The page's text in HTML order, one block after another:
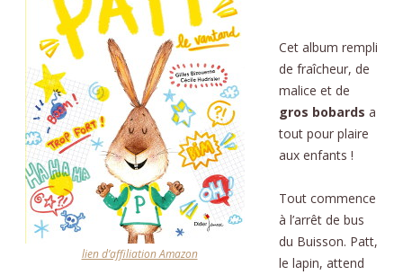
lien d’affiliation Amazon
Cet album rempli
de fraîcheur, de
malice et de
gros bobards a
tout pour plaire
aux enfants !
Tout commence
à l’arrêt de bus
du Buisson. Patt,
le lapin, attend